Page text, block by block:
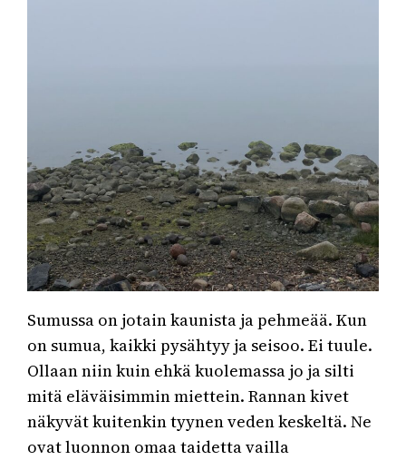
Sumussa on jotain kaunista ja pehmeää. Kun
on sumua, kaikki pysähtyy ja seisoo. Ei tuule.
Ollaan niin kuin ehkä kuolemassa jo ja silti
mitä eläväisimmin miettein. Rannan kivet
näkyvät kuitenkin tyynen veden keskeltä. Ne
ovat luonnon omaa taidetta vailla